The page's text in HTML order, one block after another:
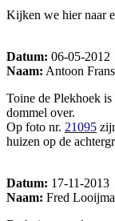
Kijken we hier naar
Datum: 06-05-2012
Naam: Antoon
Toine de Plekhoek
dommel over.
Op foto nr. 21095
huizen op de
Datum: 17-11-2013
Naam: Fred